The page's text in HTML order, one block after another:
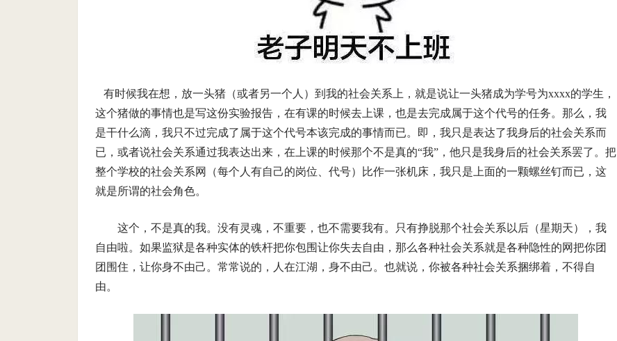
有时候我在想，放一头猪（或者另一个人）到我的社会关系上，就是说让一头猪成为学号为xxxx的学生，
这个猪做的事情也是写这份实验报告，在有课的时候去上课，也是去完成属于这个代号的任务。那么，我
是干什么滴，我只不过完成了属于这个代号本该完成的事情而已。即，我只是表达了我身后的社会关系而
已，或者说社会关系通过我表达出来，在上课的时候那个不是真的“我”，他只是我身后的社会关系罢了。把
整个学校的社会关系网（每个人有自己的岗位、代号）比作一张机床，我只是上面的一颗螺丝钉而已，这
就是所谓的社会角色。
这个，不是真的我。没有灵魂，不重要，也不需要我有。只有挣脱那个社会关系以后（星期天），我
自由啦。如果监狱是各种实体的铁杆把你包围让你失去自由，那么各种社会关系就是各种隐性的网把你团
团围住，让你身不由己。常常说的，人在江湖，身不由己。也就说，你被各种社会关系捆绑着，不得自
由。